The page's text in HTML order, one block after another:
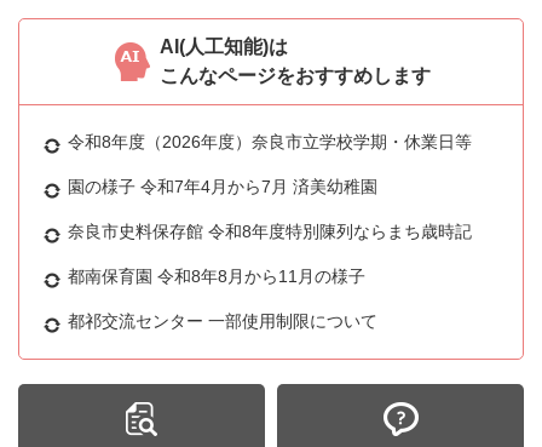
AI(人工知能)は
こんなページをおすすめします
令和8年度（2026年度）奈良市立学校学期・休業日等
園の様子 令和7年4月から7月 済美幼稚園
奈良市史料保存館 令和8年度特別陳列ならまち歳時記
都南保育園 令和8年8月から11月の様子
都祁交流センター 一部使用制限について